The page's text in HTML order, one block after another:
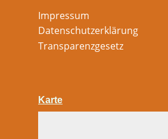
Impressum
Datenschutzerklärung
Transparenzgesetz
Karte